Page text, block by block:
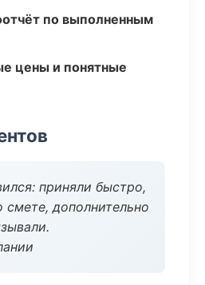
по выполненным
цены и понятные
приняли быстро,
смете, дополнительно